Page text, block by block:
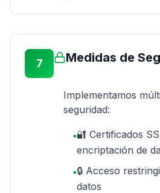
7 Medidas de
Implementamos
seguridad:
▪🔐 Certificados
encriptación de
▪🔒 Acceso
datos